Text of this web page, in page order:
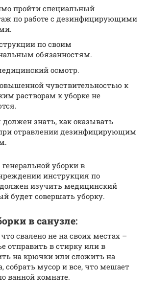
пройти специальный
по работе с дезинфицирующими
по своим
обязанностям.
осмотр.
чувствительностью к
растворам к уборке не
должен знать, как оказывать
отравлении дезинфицирующим
уборки в
инструкция по
изучить медицинский
будет совершать уборку.
в санузле:
что свалено не на своих местах –
отправить в стирку или в
на крючки или сложить на
собрать мусор и все, что мешает
ванной комнате.